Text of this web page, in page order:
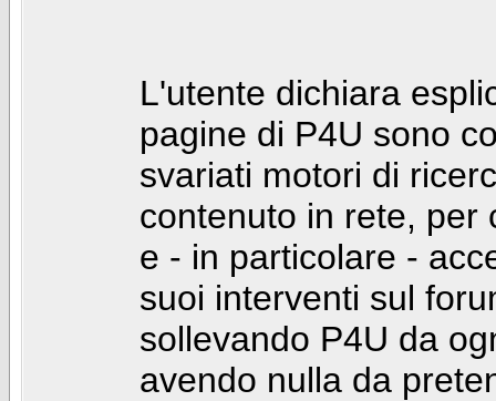
L'utente dichiara
pagine di P4U sono
svariati motori di
contenuto in rete, per
e - in particolare -
suoi interventi sul
sollevando P4U da
avendo nulla da